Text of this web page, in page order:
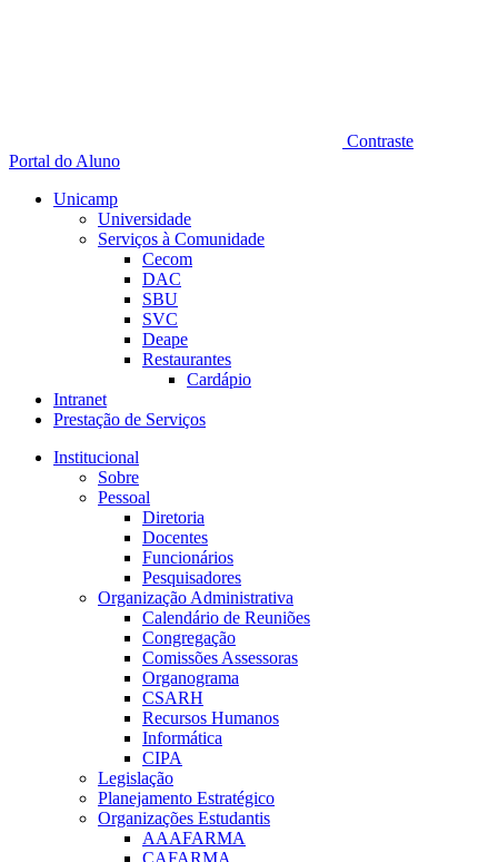
Contraste
Portal do Aluno
Unicamp
Universidade
Serviços à Comunidade
Cecom
DAC
SBU
SVC
Deape
Restaurantes
Cardápio
Intranet
Prestação de Serviços
Institucional
Sobre
Pessoal
Diretoria
Docentes
Funcionários
Pesquisadores
Organização Administrativa
Calendário de Reuniões
Congregação
Comissões Assessoras
Organograma
CSARH
Recursos Humanos
Informática
CIPA
Legislação
Planejamento Estratégico
Organizações Estudantis
AAAFARMA
CAFARMA